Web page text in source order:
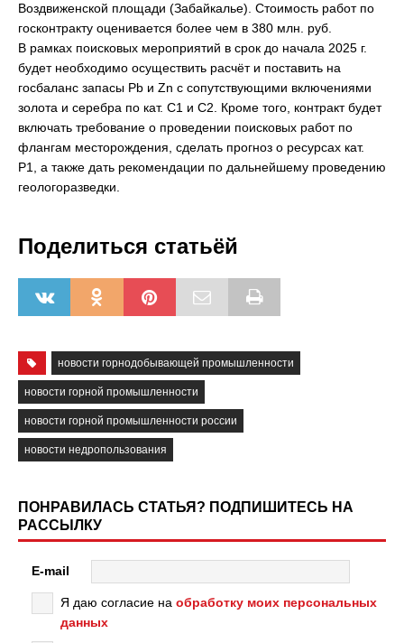
Воздвиженской площади (Забайкалье). Стоимость работ по
госконтракту оценивается более чем в 380 млн. руб.
В рамках поисковых мероприятий в срок до начала 2025 г.
будет необходимо осуществить расчёт и поставить на
госбаланс запасы Pb и Zn с сопутствующими включениями
золота и серебра по кат. С1 и С2. Кроме того, контракт будет
включать требование о проведении поисковых работ по
флангам месторождения, сделать прогноз о ресурсах кат.
Р1, а также дать рекомендации по дальнейшему проведению
геологоразведки.
Поделиться статьёй
новости горнодобывающей промышленности
новости горной промышленности
новости горной промышленности россии
новости недропользования
ПОНРАВИЛАСЬ СТАТЬЯ? ПОДПИШИТЕСЬ НА
РАССЫЛКУ
E-mail
Я даю согласие на обработку моих персональных
данных